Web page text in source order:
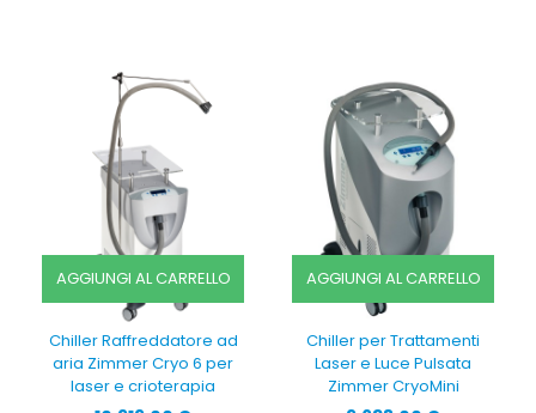
AGGIUNGI AL CARRELLO
Chiller Raffreddatore ad
aria Zimmer Cryo 6 per
laser e crioterapia
AGGIUNGI AL CARRELLO
Chiller per Trattamenti
Laser e Luce Pulsata
Zimmer CryoMini